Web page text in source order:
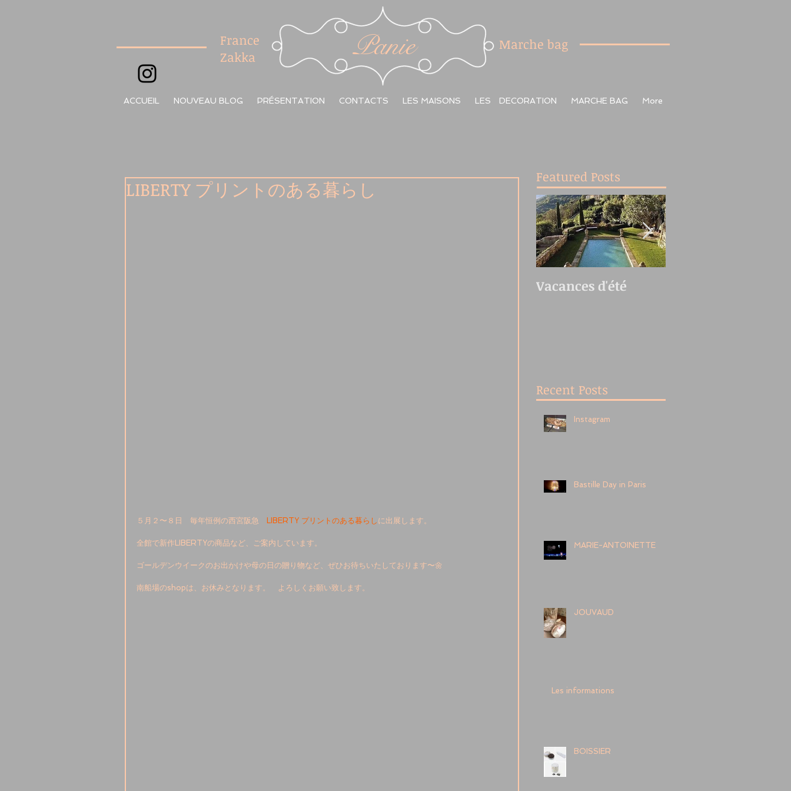
Panie
France
Zakka
Marche bag
ACCUEIL NOUVEAU BLOG PRÉSENTATION CONTACTS LES MAISONS LES DECORATION MARCHE BAG More
LIBERTY プリントのある暮らし
５月２〜８日　毎年恒例の西宮阪急 LIBERTY プリントのある暮らし に出展します。
全館で新作LIBERTYの商品など、ご案内しています。
ゴールデンウイークのお出かけや母の日の贈り物など、ぜひお待ちいたしております〜🌼
南船場のshopは、お休みとなります。　よろしくお願い致します。
Featured Posts
Vacances d'été
Recent Posts
Instagram
Bastille Day in Paris
MARIE-ANTOINETTE
JOUVAUD
Les informations
BOISSIER